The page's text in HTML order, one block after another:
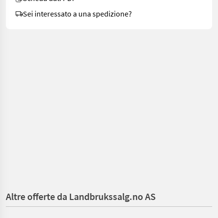
Sei interessato a una spedizione?
Altre offerte da Landbrukssalg.no AS